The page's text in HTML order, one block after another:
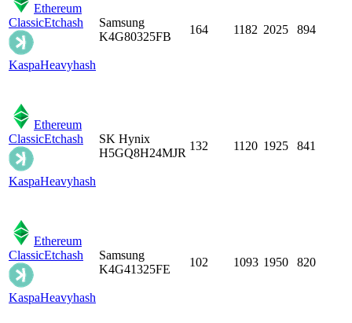
Ethereum
ClassicEtchash
KaspaHeavyhash
Samsung
K4G80325FB
164 1182 2025 894
Ethereum
ClassicEtchash
KaspaHeavyhash
SK Hynix
H5GQ8H24MJR
132 1120 1925 841
Ethereum
ClassicEtchash
KaspaHeavyhash
Samsung
K4G41325FE
102 1093 1950 820